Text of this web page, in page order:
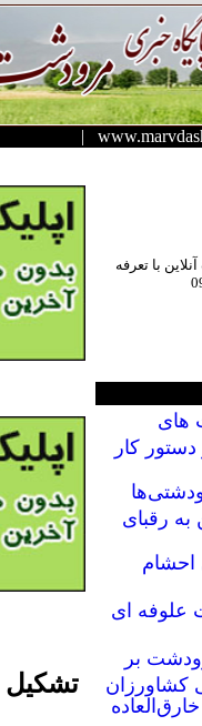
|
با تعرفه
های
کار
رقبای
احشام
علوفه ای
بر
کشاورزان
تشکیل